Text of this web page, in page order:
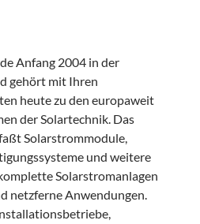
Anfang 2004 in der
gehört mit Ihren
heute zu den europaweit
der Solartechnik. Das
Solarstrommodule,
und weitere
Solarstromanlagen
netzferne Anwendungen.